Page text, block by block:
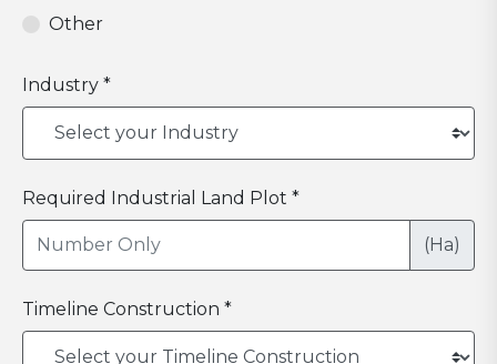
Other
Industry *
Required Industrial Land Plot *
(Ha)
Timeline Construction *